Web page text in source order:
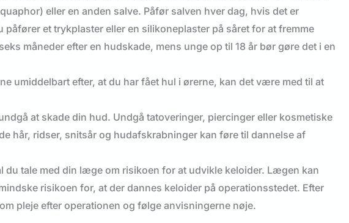
eller en anden salve. Påfør salven hver dag, hvis det er
et trykplaster eller en silikoneplaster på såret for at fremme
måneder efter en hudskade, mens unge op til 18 år bør gøre det i en
umiddelbart efter, at du har fået hul i ørerne, kan det være med til at
at skade din hud. Undgå tatoveringer, piercinger eller kosmetiske
hår, ridser, snitsår og hudafskrabninger kan føre til dannelse af
du tale med din læge om risikoen for at udvikle keloider. Lægen kan
risikoen for, at der dannes keloider på operationsstedet. Efter
pleje efter operationen og følge anvisningerne nøje.